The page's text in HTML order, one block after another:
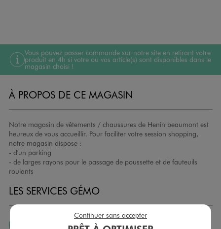
Vous pouvez passer commande sur notre site en retirant votre
produit en 4h si votre ou vos article(s) sont disponibles dans le
magasin choisi !
À PROPOS DE CE MAGASIN
Notre magasin de vêtements / chaussures de Henin beaumont est
heureux de vous accueillir. Pour faciliter votre session shopping,
notre magasin dispose :
- d'un parking
- de larges rayons pour le passage de poussette et de fauteuils
roulants
LES SERVICES GÉMO
JE PEUX CHANGER D’AVIS
Continuer sans accepter